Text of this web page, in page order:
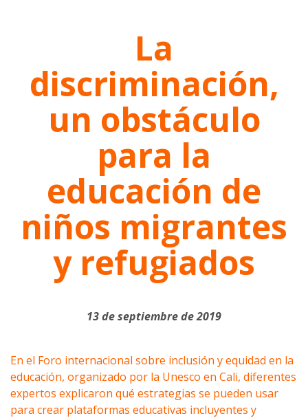
La
discriminación,
un obstáculo
para la
educación de
niños migrantes
y refugiados
13 de septiembre de 2019
En el Foro internacional sobre inclusión y equidad en la
educación, organizado por la Unesco en Cali, diferentes
expertos explicaron qué estrategias se pueden usar
para crear plataformas educativas incluyentes y